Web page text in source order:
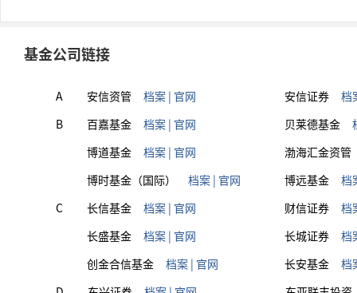
基金公司链接
A 安信资管 档案 | 官网 安信证券
档
B
百嘉基金 档案 | 官网 贝莱德基金
博道基金
档案 | 官网
渤海汇金资管
博时基金（国际）
档案 | 官网 博远基金
档
C
长信基金 档案 | 官网 财信证券
档
长盛基金
档案 | 官网 长城证券
档
创金合信基金
档案 | 官网 长安基金
档